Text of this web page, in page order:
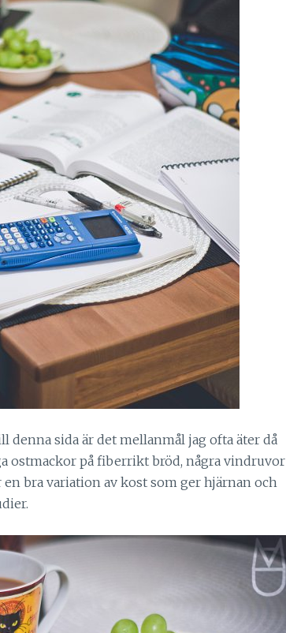
denna sida är det mellanmål jag ofta äter då
ostmackor på fiberrikt bröd, några vindruvor
bra variation av kost som ger hjärnan och